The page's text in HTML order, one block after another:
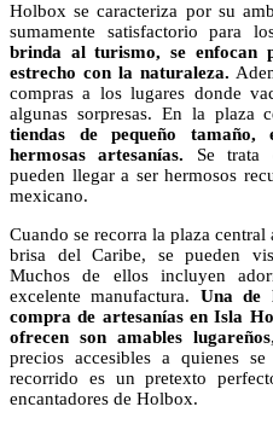
Holbox se caracteriza por su
sumamente satisfactorio para
brinda al turismo, se enfocan
estrecho con la naturaleza.
compras a los lugares donde
algunas sorpresas. En la plaza
tiendas de pequeño tamaño,
hermosas artesanías. Se trata
pueden llegar a ser hermosos
mexicano.
Cuando se recorra la plaza
brisa del Caribe, se pueden
Muchos de ellos incluyen
excelente manufactura. Una de
compra de artesanías en Isla
ofrecen son amables lugareños
precios accesibles a quienes
recorrido es un pretexto
encantadores de Holbox.